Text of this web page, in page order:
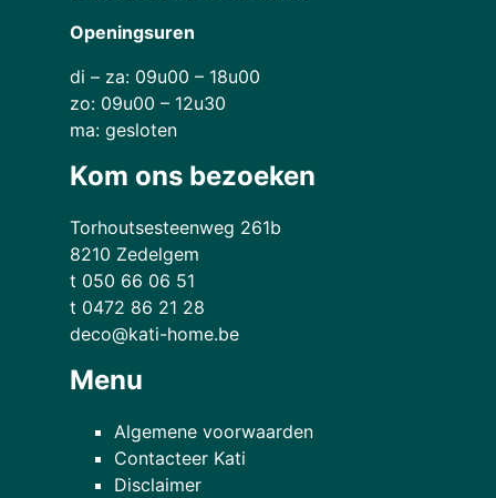
Openingsuren
di – za: 09u00 – 18u00
zo: 09u00 – 12u30
ma: gesloten
Kom ons bezoeken
Torhoutsesteenweg 261b
8210 Zedelgem
t 050 66 06 51
t 0472 86 21 28
deco@kati-home.be
Menu
Algemene voorwaarden
Contacteer Kati
Disclaimer